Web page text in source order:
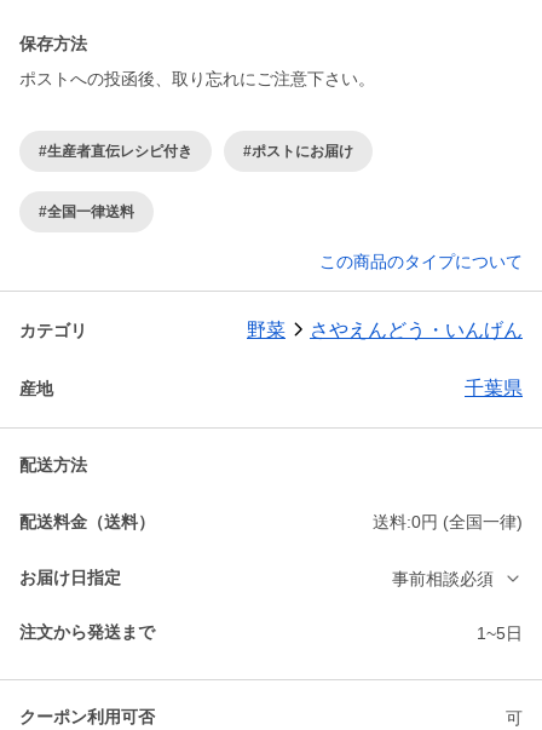
保存方法
ポストへの投函後、取り忘れにご注意下さい。
#生産者直伝レシピ付き #ポストにお届け
#全国一律送料
この商品のタイプについて
カテゴリ 野菜 さやえんどう・いんげん
産地 千葉県
配送方法
配送料金（送料） 送料:0円 (全国一律)
お届け日指定 事前相談必須
注文から発送まで 1~5日
クーポン利用可否 可